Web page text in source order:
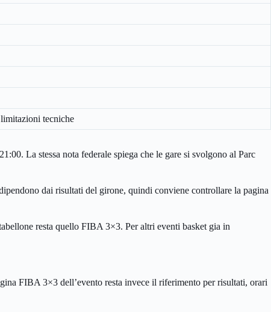
tecniche
La stessa nota federale spiega che le gare si svolgono al Parc
dai risultati del girone, quindi conviene controllare la pagina
resta quello FIBA 3×3. Per altri eventi basket gia in
FIBA 3×3 dell’evento resta invece il riferimento per risultati, orari